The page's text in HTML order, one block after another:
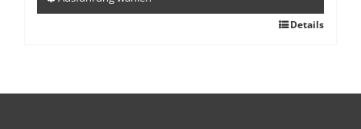
Produktseite
Details